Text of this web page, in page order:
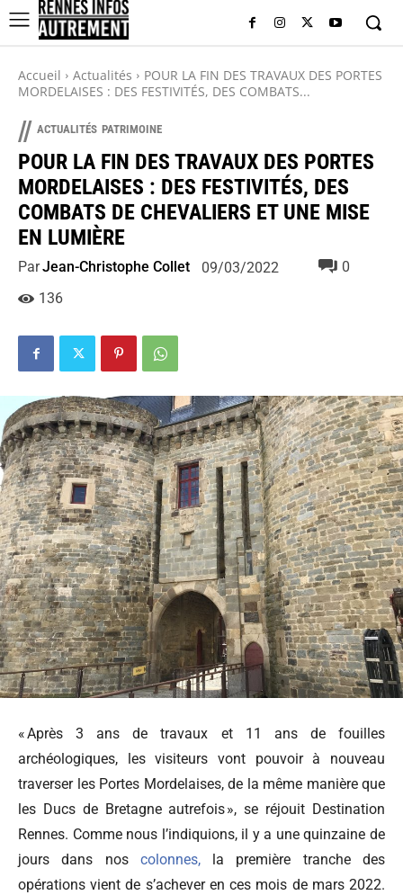
Accueil Actualités
POUR LA FIN DES TRAVAUX DES PORTES
MORDELAISES : DES FESTIVITÉS, DES COMBATS...
// ACTUALITÉS PATRIMOINE
POUR LA FIN DES TRAVAUX DES PORTES
MORDELAISES : DES FESTIVITÉS, DES
COMBATS DE CHEVALIERS ET UNE MISE
EN LUMIÈRE
ParJean-Christophe Collet 09/03/2022
0
136
« Après 3 ans de travaux et 11 ans de fouilles
archéologiques, les visiteurs vont pouvoir à nouveau
traverser les Portes Mordelaises, de la même manière que
les Ducs de Bretagne autrefois », se réjouit Destination
Rennes. Comme nous l’indiquions, il y a une quinzaine de
jours dans nos colonnes,la première tranche des
opérations vient de s’achever en ces mois de mars 2022.